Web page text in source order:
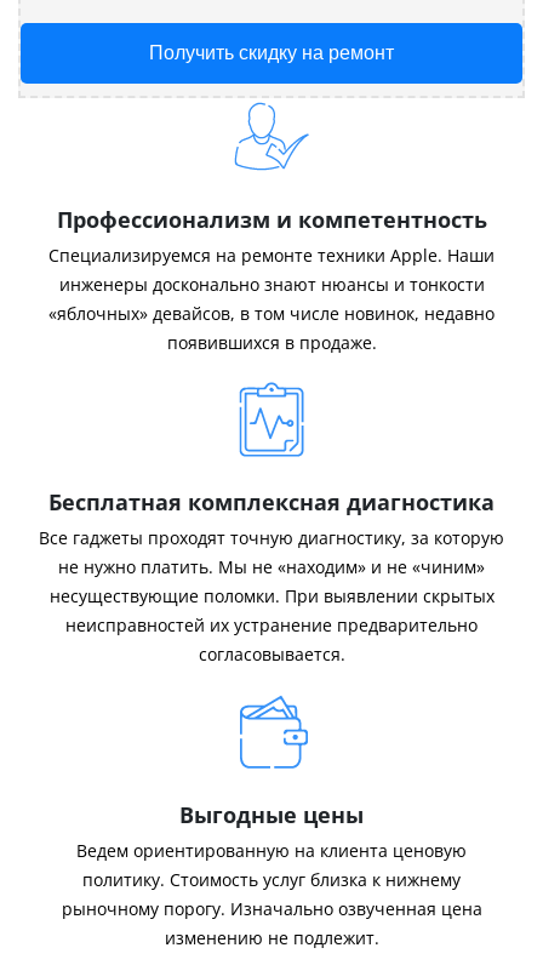
Получить скидку на ремонт
Профессионализм и компетентность
Специализируемся на ремонте техники Apple. Наши
инженеры досконально знают нюансы и тонкости
«яблочных» девайсов, в том числе новинок, недавно
появившихся в продаже.
Бесплатная комплексная диагностика
Все гаджеты проходят точную диагностику, за которую
не нужно платить. Мы не «находим» и не «чиним»
несуществующие поломки. При выявлении скрытых
неисправностей их устранение предварительно
согласовывается.
Выгодные цены
Ведем ориентированную на клиента ценовую
политику. Стоимость услуг близка к нижнему
рыночному порогу. Изначально озвученная цена
изменению не подлежит.